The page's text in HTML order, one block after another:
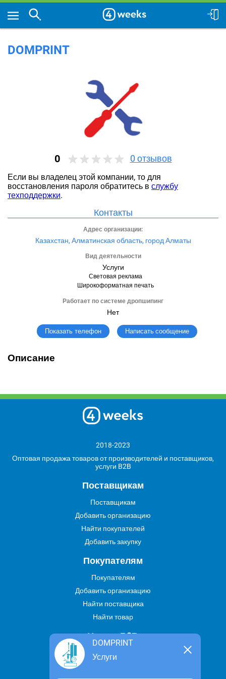
DOMPRINT
0 0 отзывов
Если вы владелец этой компании, то для
восстановления пароля обратитесь в службу
техподдержки.
Контакты
Адрес организации:
Казахстан, Алматинская область, город Алматы
Вид деятельности
Услуги
Световая реклама
Широкоформатная печать
Работает по системе дропшипинг
Нет
Показать телефон Написать сообщение
Описание
DOMPRINT
Услуги
2018-2023
Оптовая продажа товаров от производителей и поставщиков,
услуги B2B
Поставщикам
Поставщикам
Добавить организацию
Найти покупателей
Добавить закупку
Покупателям
Покупателям
Добавить организацию
Найти поставщика
Найти товар
Услуги В2В
Найти услугу
Предложить свою услугу